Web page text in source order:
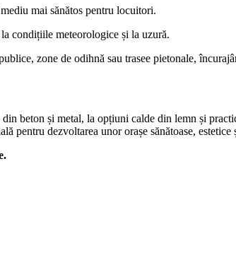
mai sănătos pentru locuitori.
condițiile meteorologice și la uzură.
zone de odihnă sau trasee pietonale,
beton și metal, la opțiuni calde din lemn și
pentru dezvoltarea unor orașe sănătoase,